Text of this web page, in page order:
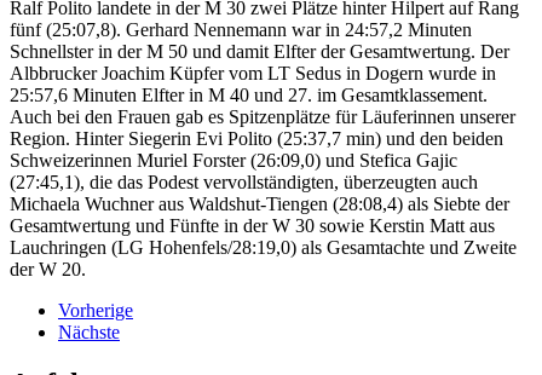
Ralf Polito landete in der M 30 zwei Plätze hinter Hilpert auf Rang
fünf (25:07,8). Gerhard Nennemann war in 24:57,2 Minuten
Schnellster in der M 50 und damit Elfter der Gesamtwertung. Der
Albbrucker Joachim Küpfer vom LT Sedus in Dogern wurde in
25:57,6 Minuten Elfter in M 40 und 27. im Gesamtklassement.
Auch bei den Frauen gab es Spitzenplätze für Läuferinnen unserer
Region. Hinter Siegerin Evi Polito (25:37,7 min) und den beiden
Schweizerinnen Muriel Forster (26:09,0) und Stefica Gajic
(27:45,1), die das Podest vervollständigten, überzeugten auch
Michaela Wuchner aus Waldshut-Tiengen (28:08,4) als Siebte der
Gesamtwertung und Fünfte in der W 30 sowie Kerstin Matt aus
Lauchringen (LG Hohenfels/28:19,0) als Gesamtachte und Zweite
der W 20.
Vorherige
Nächste